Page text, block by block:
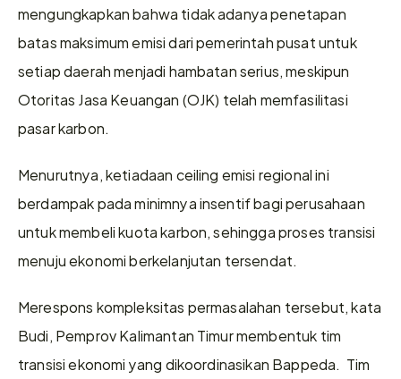
mengungkapkan bahwa tidak adanya penetapan
batas maksimum emisi dari pemerintah pusat untuk
setiap daerah menjadi hambatan serius, meskipun
Otoritas Jasa Keuangan (OJK) telah memfasilitasi
pasar karbon.
Menurutnya, ketiadaan ceiling emisi regional ini
berdampak pada minimnya insentif bagi perusahaan
untuk membeli kuota karbon, sehingga proses transisi
menuju ekonomi berkelanjutan tersendat.
Merespons kompleksitas permasalahan tersebut, kata
Budi, Pemprov Kalimantan Timur membentuk tim
transisi ekonomi yang dikoordinasikan Bappeda.  Tim